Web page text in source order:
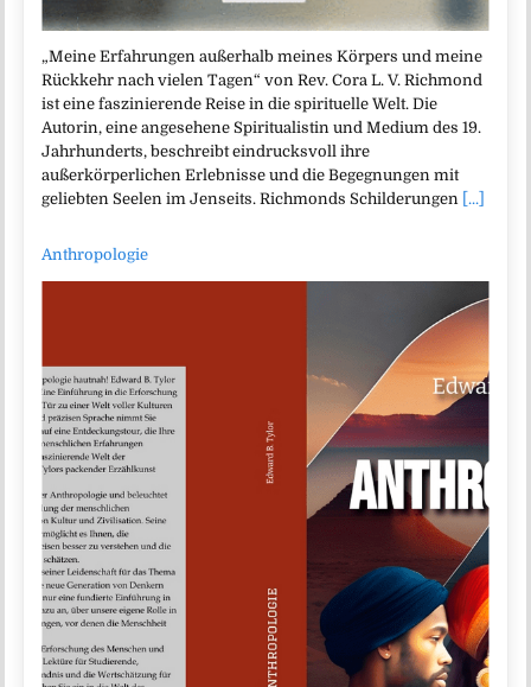
„Meine Erfahrungen außerhalb meines Körpers und meine
Rückkehr nach vielen Tagen“ von Rev. Cora L. V. Richmond
ist eine faszinierende Reise in die spirituelle Welt. Die
Autorin, eine angesehene Spiritualistin und Medium des 19.
Jahrhunderts, beschreibt eindrucksvoll ihre
außerkörperlichen Erlebnisse und die Begegnungen mit
geliebten Seelen im Jenseits. Richmonds Schilderungen [...]
Anthropologie